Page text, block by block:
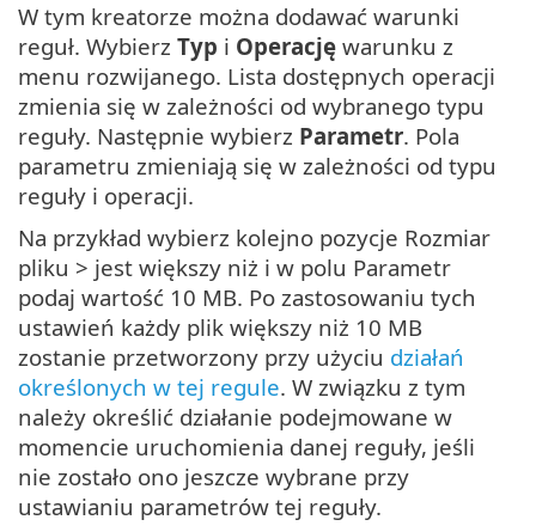
W tym kreatorze można dodawać warunki
reguł. Wybierz Typ i Operację warunku z
menu rozwijanego. Lista dostępnych operacji
zmienia się w zależności od wybranego typu
reguły. Następnie wybierz Parametr. Pola
parametru zmieniają się w zależności od typu
reguły i operacji.
Na przykład wybierz kolejno pozycje Rozmiar
pliku > jest większy niż i w polu Parametr
podaj wartość 10 MB. Po zastosowaniu tych
ustawień każdy plik większy niż 10 MB
zostanie przetworzony przy użyciu działań
określonych w tej regule. W związku z tym
należy określić działanie podejmowane w
momencie uruchomienia danej reguły, jeśli
nie zostało ono jeszcze wybrane przy
ustawianiu parametrów tej reguły.